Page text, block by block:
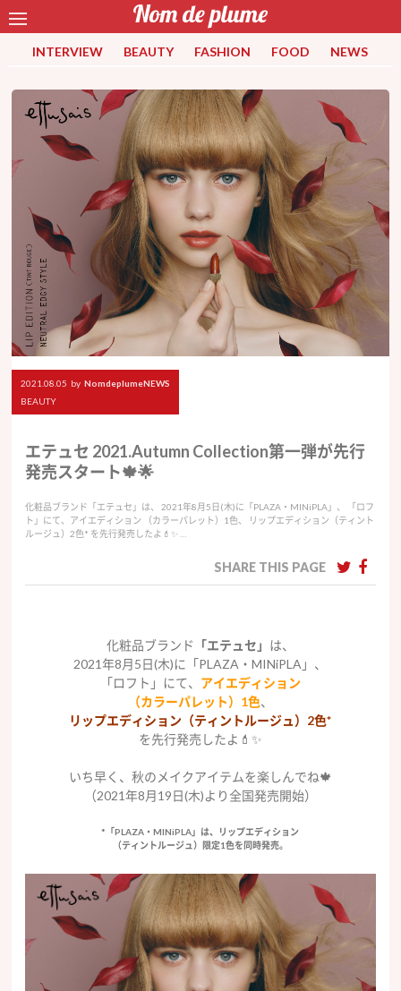
INTERVIEW BEAUTY FASHION FOOD NEWS
2021.08.05 by NomdeplumeNEWS
BEAUTY
エテュセ 2021.Autumn Collection第一弾が先行
発売スタート🍁🌟
化粧品ブランド「エテュセ」は、 2021年8月5日(木)に「PLAZA・MINiPLA」、 「ロフ
ト」にて、アイエディション （カラーパレット）1色、 リップエディション（ティント
ルージュ）2色* を先行発売したよ💄✨ …
SHARE THIS PAGE
化粧品ブランド 「エテュセ」 は、
2021年8月5日(木)に「PLAZA・MINiPLA」、
「ロフト」にて、 アイエディション
（カラーパレット）1色、
リップエディション（ティントルージュ）2色*
を先行発売したよ💄✨
いち早く、秋のメイクアイテムを楽しんでね🍁
（2021年8月19日(木)より全国発売開始）
*「PLAZA・MINiPLA」は、リップエディション
（ティントルージュ）限定1色を同時発売。